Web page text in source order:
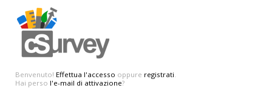
Benvenuto! Effettua l'accesso oppure registrati.
Hai perso l'e-mail di attivazione?